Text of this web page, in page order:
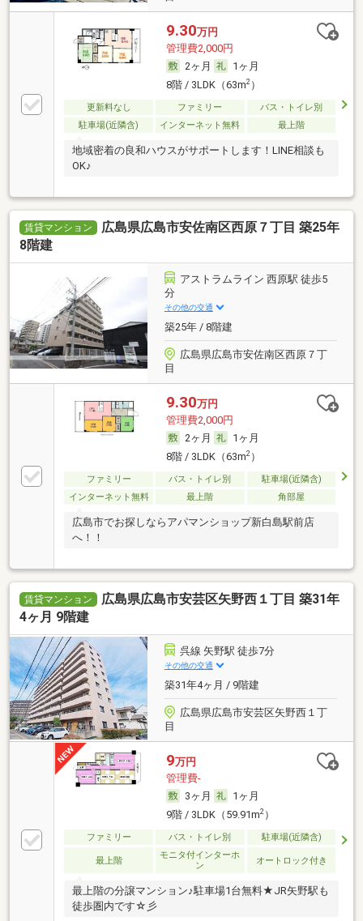
9.30万円
管理費2,000円
2ヶ月
1ヶ月
8階 / 3LDK（63m2）
更新料なし ファミリー
バス・トイレ別
駐車場(近隣含)
インターネット無料 最上階
地域密着の良和ハウスがサポートします！LINE相談も
OK♪
賃貸マンション
広島県広島市安佐南区西原７丁目 築25年
8階建
アストラムライン 西原駅 徒歩5
分
その他の交通
築25年 / 8階建
広島県広島市安佐南区西原７丁
目
9.30万円
管理費2,000円
2ヶ月
1ヶ月
8階 / 3LDK（63m2）
ファミリー バス・トイレ別
駐車場(近隣含)
インターネット無料
最上階 角部屋
広島市でお探しならアパマンショップ新白島駅前店
へ！！
賃貸マンション
広島県広島市安芸区矢野西１丁目 築31年
4ヶ月 9階建
呉線 矢野駅 徒歩7分
その他の交通
築31年4ヶ月 / 9階建
広島県広島市安芸区矢野西１丁
目
9万円
管理費-
3ヶ月
1ヶ月
9階 / 3LDK（59.91m2）
ファミリー バス・トイレ別 駐車場(近隣含)
最上階
モニタ付インターホ
ン
オートロック付き
最上階の分譲マンション♪駐車場1台無料★JR矢野駅も
徒歩圏内です☆彡